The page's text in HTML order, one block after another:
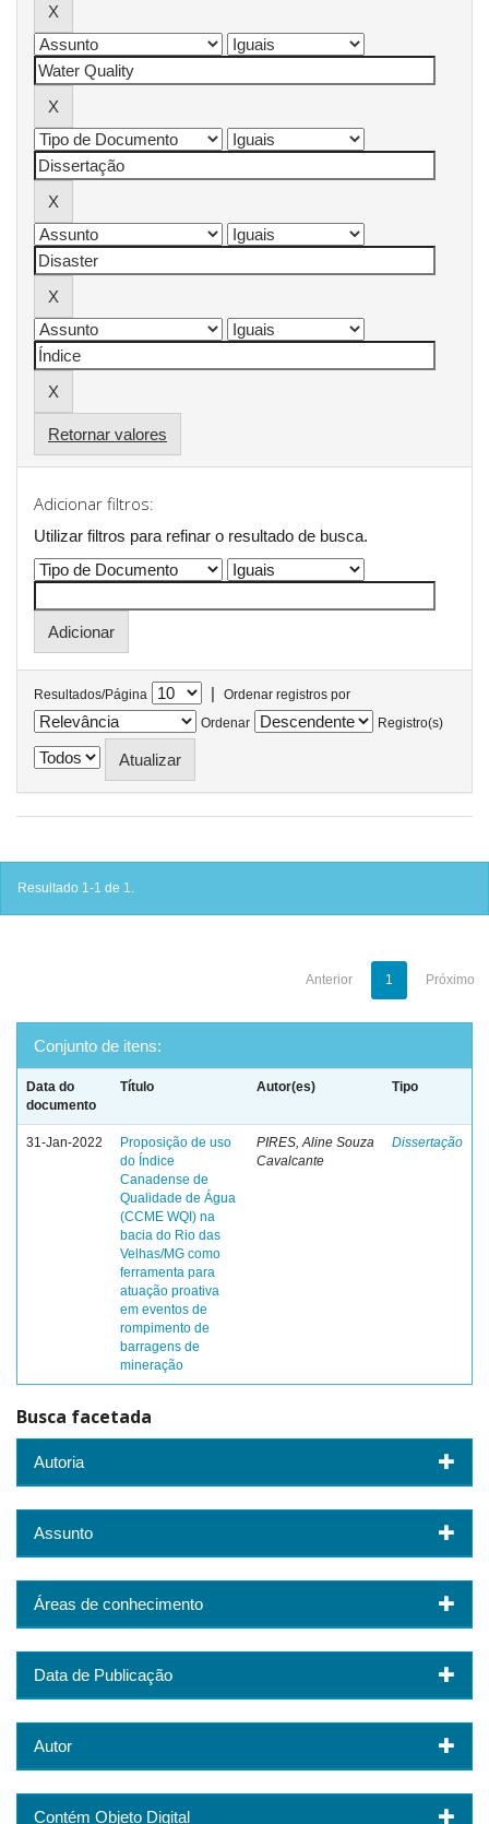
Retornar valores
Adicionar filtros:
Utilizar filtros para refinar o resultado de busca.
Resultados/Página |
Ordenar registros por
Ordenar
Registro(s)
Resultado 1-1 de 1.
Anterior 1 Próximo
Conjunto de itens:
Data do
documento
Título Autor(es) Tipo
31-Jan-2022
Proposição de uso
do Índice
Canadense de
Qualidade de Água
(CCME WQI) na
bacia do Rio das
Velhas/MG como
ferramenta para
atuação proativa
em eventos de
rompimento de
barragens de
mineração
PIRES, Aline Souza
Cavalcante
Dissertação
Busca facetada
Autoria
Assunto
Áreas de conhecimento
Data de Publicação
Autor
Contém Objeto Digital